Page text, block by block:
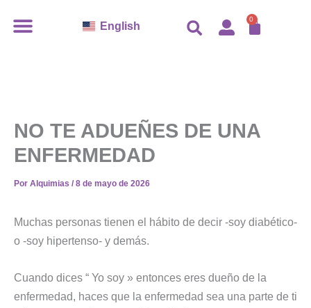
English 0
NO TE ADUEÑES DE UNA
ENFERMEDAD
Por Alquimias / 8 de mayo de 2026
Muchas personas tienen el hábito de decir -soy diabético-
o -soy hipertenso- y demás.
Cuando dices “ Yo soy » entonces eres dueño de la
enfermedad, haces que la enfermedad sea una parte de ti